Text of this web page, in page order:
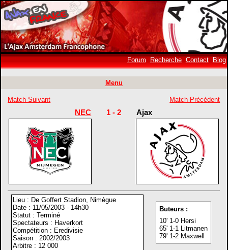
Forum Recherche Contact Blog
Menu
Match Suivant Match Précédent
NEC 1 - 2 Ajax
Lieu : De Goffert Stadion, Nimègue
Date : 11/05/2003 - 14h30
Statut : Terminé
Spectateurs : Haverkort
Compétition : Eredivisie
Saison : 2002/2003
Arbitre : 12 000
Buteurs :
10' 1-0 Hersi
65' 1-1 Litmanen
79' 1-2 Maxwell